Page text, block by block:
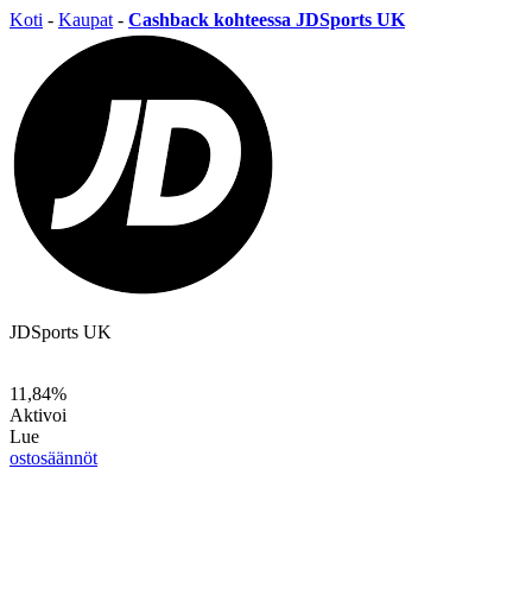
Koti - Kaupat - Cashback kohteessa JDSports UK
JDSports UK
11,84%
Aktivoi
Lue
ostosäännöt